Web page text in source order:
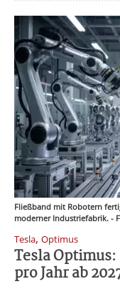
Fließband mit Robotern
moderner Industriefabrik. -
Tesla, Optimus
Tesla
pro Jahr ab